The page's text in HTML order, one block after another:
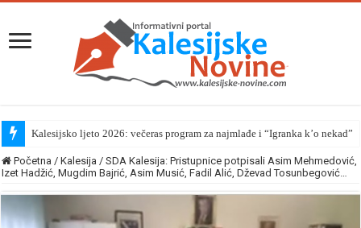
Kalesijsko ljeto 2026: večeras program za najmlađe i “Igranka k’o nekad”
Početna / Kalesija / SDA Kalesija: Pristupnice potpisali Asim Mehmedović,
Izet Hadžić, Mugdim Bajrić, Asim Musić, Fadil Alić, Dževad Tosunbegović…